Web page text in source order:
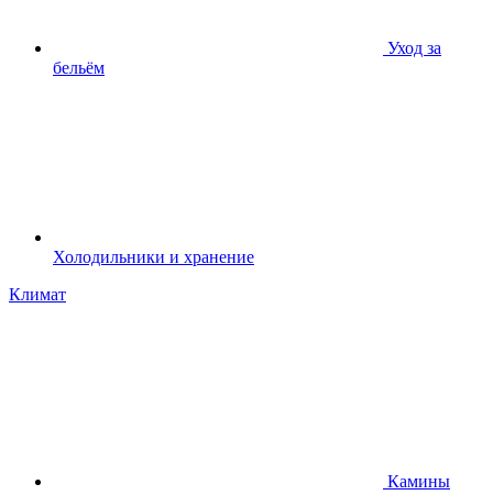
Уход за
бельём
Холодильники и хранение
Климат
Камины